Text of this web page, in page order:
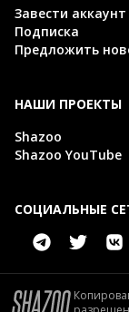
Завести аккаунт
Подписка
Предложить
НАШИ ПРОЕКТЫ
Shazoo
Shazoo YouTube
СОЦИАЛЬНЫЕ